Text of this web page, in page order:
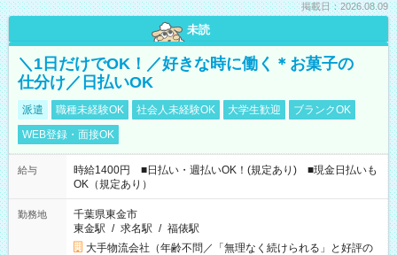
掲載日：2026.08.09
未読
＼1日だけでOK！／好きな時に働く＊お菓子の
仕分け／日払いOK
派遣 職種未経験OK 社会人未経験OK 大学生歓迎
ブランクOK
WEB登録・面接OK
給与
時給1400円 ■日払い・週払いOK！(規定あり) ■現金日払いも
OK（規定あり）
勤務地
千葉県東金市
東金駅 / 求名駅 / 福俵駅
大手物流会社（年齢不問／「無理なく続けられる」と好評の